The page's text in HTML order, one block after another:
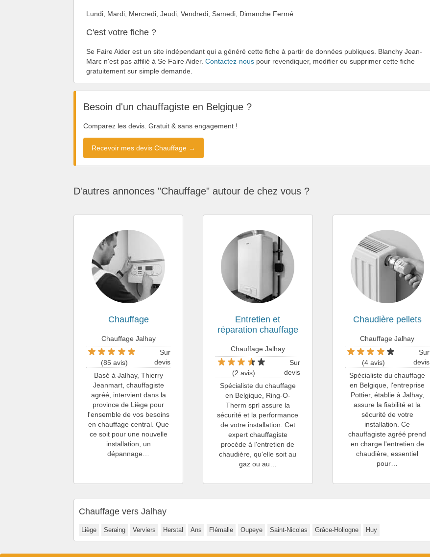
Lundi, Mardi, Mercredi, Jeudi, Vendredi, Samedi, Dimanche Fermé
C'est votre fiche ?
Se Faire Aider est un site indépendant qui a généré cette fiche à partir de données publiques. Blanchy Jean-
Marc n'est pas affilié à Se Faire Aider. Contactez-nous pour revendiquer, modifier ou supprimer cette fiche
gratuitement sur simple demande.
Besoin d'un chauffagiste en Belgique ?
Comparez les devis. Gratuit & sans engagement !
Recevoir mes devis Chauffage →
D'autres annonces "Chauffage" autour de chez vous ?
Chauffage
Chauffage Jalhay
(85 avis)
Sur
devis
Basé à Jalhay, Thierry
Jeanmart, chauffagiste
agréé, intervient dans la
province de Liège pour
l'ensemble de vos besoins
en chauffage central. Que
ce soit pour une nouvelle
installation, un
dépannage…
Entretien et
réparation chauffage
Chauffage Jalhay
(2 avis)
Sur
devis
Spécialiste du chauffage
en Belgique, Ring-O-
Therm sprl assure la
sécurité et la performance
de votre installation. Cet
expert chauffagiste
procède à l'entretien de
chaudière, qu'elle soit au
gaz ou au…
Chaudière pellets
Chauffage Jalhay
(4 avis)
Sur
devis
Spécialiste du chauffage
en Belgique, l'entreprise
Pottier, établie à Jalhay,
assure la fiabilité et la
sécurité de votre
installation. Ce
chauffagiste agréé prend
en charge l'entretien de
chaudière, essentiel
pour…
Chauffage vers Jalhay
Liège Seraing Verviers Herstal Ans Flémalle Oupeye Saint-Nicolas Grâce-Hollogne Huy